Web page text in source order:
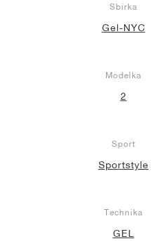
Sbírka
Gel-NYC
Modelka
2
Sport
Sportstyle
Technika
GEL